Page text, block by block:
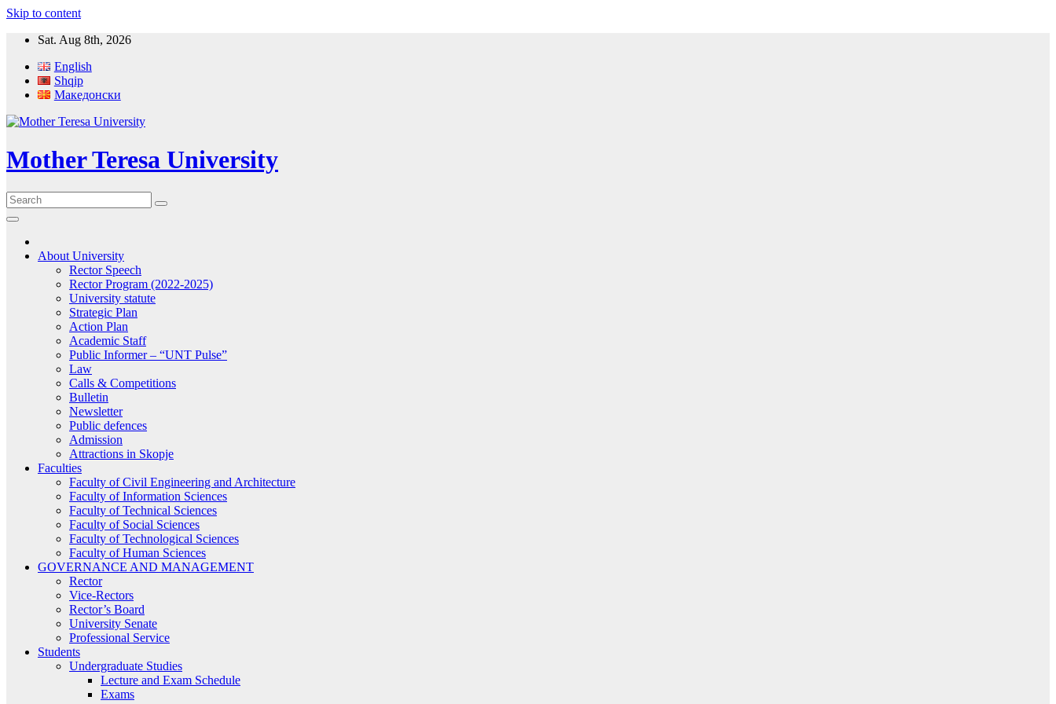
Skip to content
Sat. Aug 8th, 2026
English
Shqip
Македонски
Mother Teresa University
About University
Rector Speech
Rector Program (2022-2025)
University statute
Strategic Plan
Action Plan
Academic Staff
Public Informer – “UNT Pulse”
Law
Calls & Competitions
Bulletin
Newsletter
Public defences
Admission
Attractions in Skopje
Faculties
Faculty of Civil Engineering and Architecture
Faculty of Information Sciences
Faculty of Technical Sciences
Faculty of Social Sciences
Faculty of Technological Sciences
Faculty of Human Sciences
GOVERNANCE AND MANAGEMENT
Rector
Vice-Rectors
Rector’s Board
University Senate
Professional Service
Students
Undergraduate Studies
Lecture and Exam Schedule
Exams